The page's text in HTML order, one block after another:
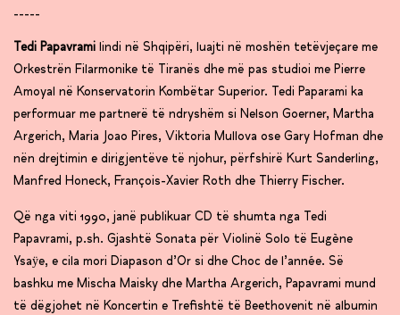
_____
Tedi Papavrami lindi në Shqipëri, luajti në moshën tetëvjeçare me
Orkestrën Filarmonike të Tiranës dhe më pas studioi me Pierre
Amoyal në Konservatorin Kombëtar Superior. Tedi Paparami ka
performuar me partnerë të ndryshëm si Nelson Goerner, Martha
Argerich, Maria Joao Pires, Viktoria Mullova ose Gary Hofman dhe
nën drejtimin e dirigjentëve të njohur, përfshirë Kurt Sanderling,
Manfred Honeck, François-Xavier Roth dhe Thierry Fischer.
Që nga viti 1990, janë publikuar CD të shumta nga Tedi
Papavrami, p.sh. Gjashtë Sonata për Violinë Solo të Eugène
Ysaÿe, e cila mori Diapason d’Or si dhe Choc de l’année. Së
bashku me Mischa Maisky dhe Martha Argerich, Papavrami mund
të dëgjohet në Koncertin e Trefishtë të Beethovenit në albumin